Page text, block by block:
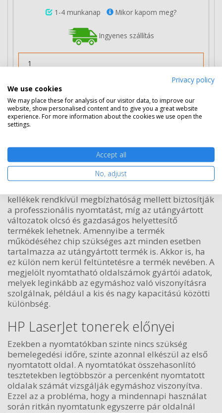
1-4 munkanap Mikor kapom meg?
Ingyenes szállítás
A nyomtatóhoz a következő kellékanyagok tartoznak:
fekete toner.
Eredeti, vagy utángyártott
kellékek rendkívül megbízhatóság mellett biztosítják
a professzionális nyomtatást, míg az utángyártott
változatok olcsó és gazdaságos helyettesítő
termékek lehetnek. Amennyibe a termék
működéséhez chip szükséges azt minden esetben
tartalmazza az utángyártott termék is. Akkor is, ha
ez külön nem kerül feltüntetésre a termék nevében. A
megjelölt nyomtatható oldalszámok gyártói adatok,
melyek leginkább az egymáshoz való viszonyításra
szolgálnak, például a kis és nagy kapacitású közötti
különbség.
HP LaserJet tonerek előnyei
Ezekben a nyomtatókban szinte nincs szükség
bemelegedési időre, szinte azonnal elkészül az első
nyomtatott oldal. A nyomtatókat összehasonlító
tesztetekben legtöbbször a percenként nyomtatott
oldalak számát vizsgálják egymáshoz viszonyítva.
Ezzel az a probléma, hogy a mindennapi használat
során ritkán nyomtatunk egyszerre pár oldalnál
Privacy policy
We use cookies
We may place these for analysis of our visitor data, to improve our
website, show personalised content and to give you a great website
experience. For more information about the cookies we use open the
settings.
Accept all
No, adjust